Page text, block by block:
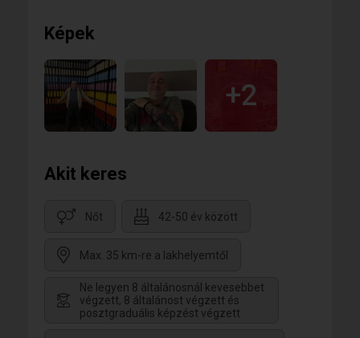
leveled!
Képek
+2
Akit keres
Nőt 42-50 év között
Max. 35 km-re a lakhelyemtől
Ne legyen 8 általánosnál kevesebbet
végzett, 8 általánost végzett és
posztgraduális képzést végzett